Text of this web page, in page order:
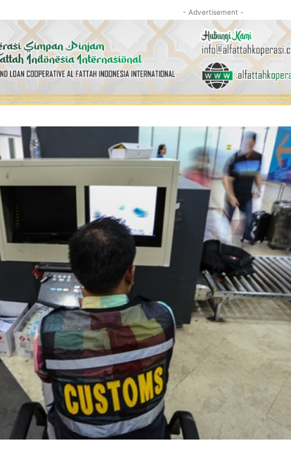
- Advertisement -